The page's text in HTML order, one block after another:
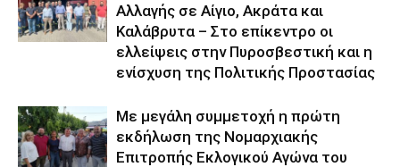
Αλλαγής σε Αίγιο, Ακράτα και
Καλάβρυτα – Στο επίκεντρο οι
ελλείψεις στην Πυροσβεστική και η
ενίσχυση της Πολιτικής Προστασίας
Με μεγάλη συμμετοχή η πρώτη
εκδήλωση της Νομαρχιακής
Επιτροπής Εκλογικού Αγώνα του